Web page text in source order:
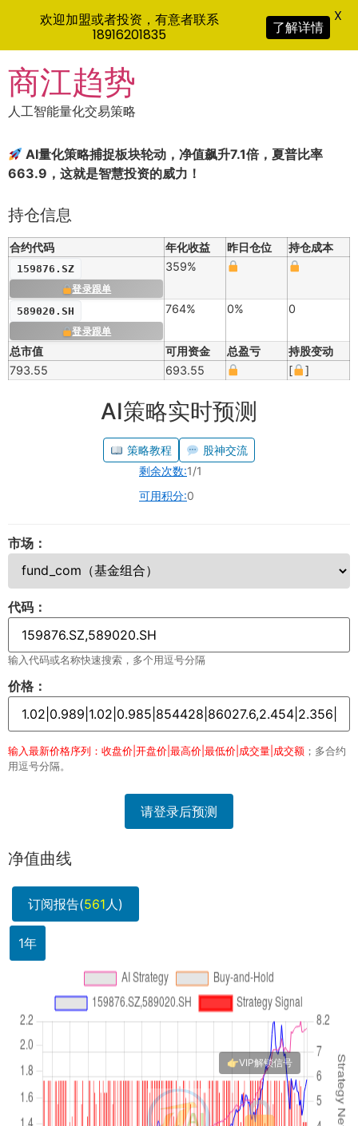
to
content
商江趋势
人工智能量化交易策略
AI量化策略捕捉板块轮动，净值飙升7.1倍，夏普比率
663.9，这就是智慧投资的威力！
持仓信息
合约代码 年化收益 昨日仓位 持仓成本
159876.SZ
登录跟单
359%
589020.SH
登录跟单
764% 0% 0
总市值 可用资金 总盈亏
持股变动
793.55
693.55 [ ]
AI策略实时预测
策略教程
股神交流
剩余次数:1/1
可用积分:0
市场：
代码：
输入代码或名称快速搜索，多个用逗号分隔
价格：
输入最新价格序列：收盘价|开盘价|最高价|最低价|成交量|成交额 ；多合约
用逗号分隔。
请登录后预测
净值曲线
订阅报告(561人)
1年
欢迎加盟或者投资，有意者联系
18916201835
了解详情
X